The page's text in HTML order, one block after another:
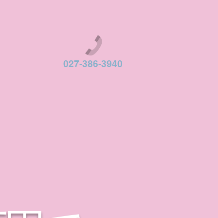
027-386-3940